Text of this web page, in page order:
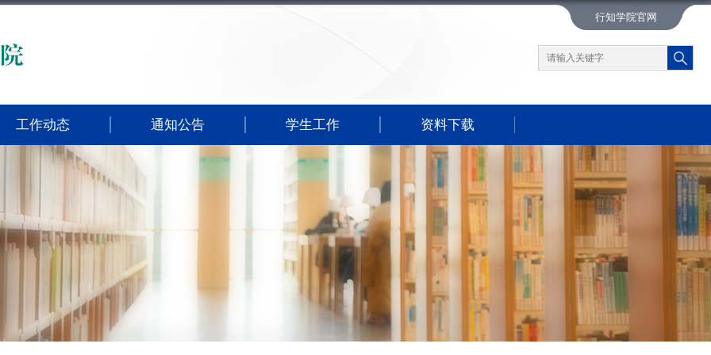
行知学院官网
工作动态 通知公告 学生工作 资料下载